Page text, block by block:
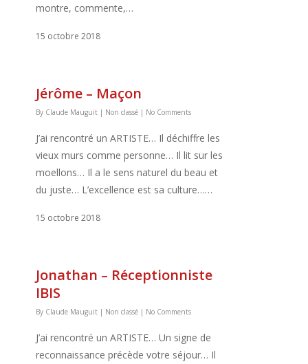
montre, commente,…
15 octobre 2018
Jérôme – Maçon
By Claude Mauguit | Non classé | No Comments
J’ai rencontré un ARTISTE… Il déchiffre les
vieux murs comme personne… Il lit sur les
moellons… Il a le sens naturel du beau et
du juste… L’excellence est sa culture……
15 octobre 2018
Jonathan – Réceptionniste
IBIS
By Claude Mauguit | Non classé | No Comments
J’ai rencontré un ARTISTE… Un signe de
reconnaissance précède votre séjour… Il